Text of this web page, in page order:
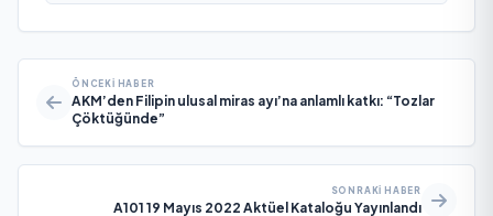
ÖNCEKI HABER
AKM’den Filipin ulusal miras ayı’na anlamlı katkı: “Tozlar
Çöktüğünde”
SONRAKI HABER
A101 19 Mayıs 2022 Aktüel Kataloğu Yayınlandı